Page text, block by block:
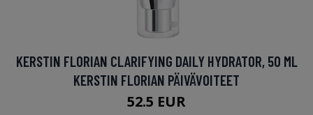
KERSTIN FLORIAN CLARIFYING DAILY HYDRATOR, 50 ML
KERSTIN FLORIAN PÄIVÄVOITEET
52.5 EUR